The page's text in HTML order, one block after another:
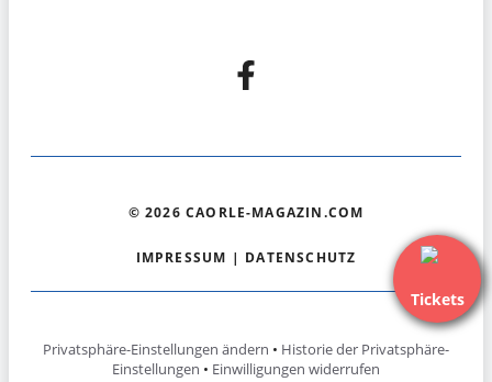
Tickets
© 2026 CAORLE-MAGAZIN.COM
IMPRESSUM | DATENSCHUTZ
Privatsphäre-Einstellungen ändern • Historie der Privatsphäre-
Einstellungen • Einwilligungen widerrufen